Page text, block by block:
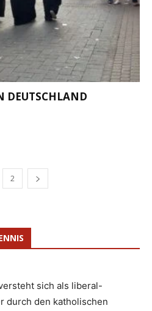
DEUTSCHLAND
2
sich als liberal-
durch den katholischen